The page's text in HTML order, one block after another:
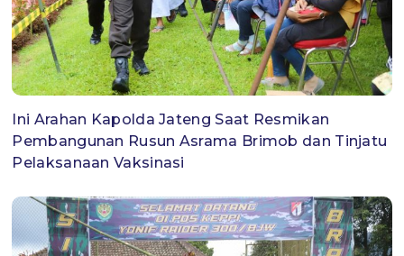
Ini Arahan Kapolda Jateng Saat Resmikan
Pembangunan Rusun Asrama Brimob dan Tinjatu
Pelaksanaan Vaksinasi